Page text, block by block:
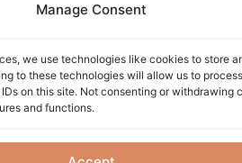
Manage Consent
we use technologies like cookies to store
to these technologies will allow us to
on this site. Not consenting or withdrawing
and functions.